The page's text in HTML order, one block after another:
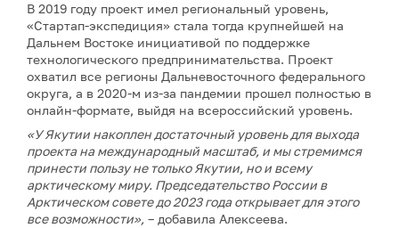
В 2019 году проект имел региональный уровень,
«Стартап-экспедиция» стала тогда крупнейшей на
Дальнем Востоке инициативой по поддержке
технологического предпринимательства. Проект
охватил все регионы Дальневосточного федерального
округа, а в 2020-м из-за пандемии прошел полностью в
онлайн-формате, выйдя на всероссийский уровень.
«У Якутии накоплен достаточный уровень для выхода
проекта на международный масштаб, и мы стремимся
принести пользу не только Якутии, но и всему
арктическому миру. Председательство России в
Арктическом совете до 2023 года открывает для этого
все возможности», – добавила Алексеева.